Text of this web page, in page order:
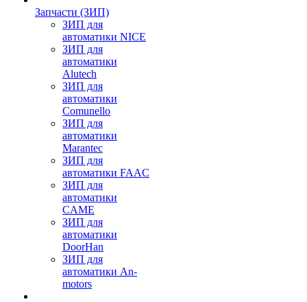
Запчасти (ЗИП)
ЗИП для
автоматики NICE
ЗИП для
автоматики
Alutech
ЗИП для
автоматики
Comunello
ЗИП для
автоматики
Marantec
ЗИП для
автоматики FAAC
ЗИП для
автоматики
CAME
ЗИП для
автоматики
DoorHan
ЗИП для
автоматики An-
motors